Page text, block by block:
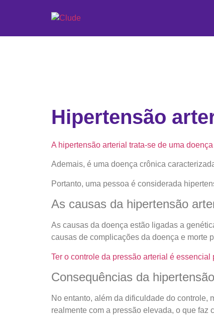
Hipertensão
A hipertensão arterial trata-se de uma
Ademais, é uma doença crônica
Portanto, uma pessoa é considerada
As causas da hipertensão
As causas da doença estão ligadas a
causas de complicações da doença e morte
Ter o controle da pressão arterial é
Consequências da
No entanto, além da dificuldade do controle,
realmente com a pressão elevada, o que